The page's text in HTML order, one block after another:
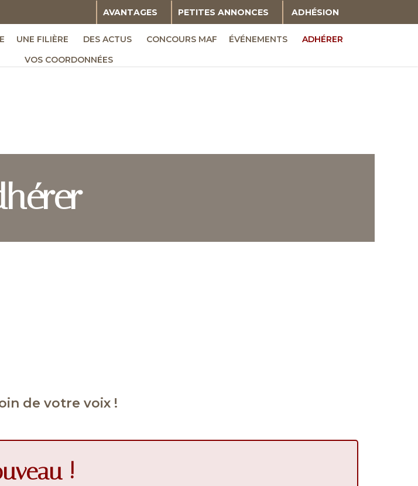
AVANTAGES PETITES ANNONCES ADHÉSION
UNE FILIÈRE DES ACTUS CONCOURS MAF ÉVÉNEMENTS
ADHÉRER
VOS COORDONNÉES
de votre voix !
!